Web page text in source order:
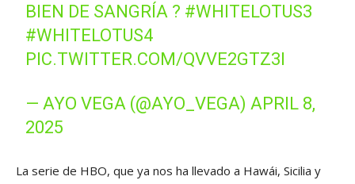
BIEN DE SANGRÍA ? #WHITELOTUS3
#WHITELOTUS4
PIC.TWITTER.COM/QVVE2GTZ3I
— AYO VEGA (@AYO_VEGA) APRIL 8,
2025
La serie de HBO, que ya nos ha llevado a Hawái, Sicilia y